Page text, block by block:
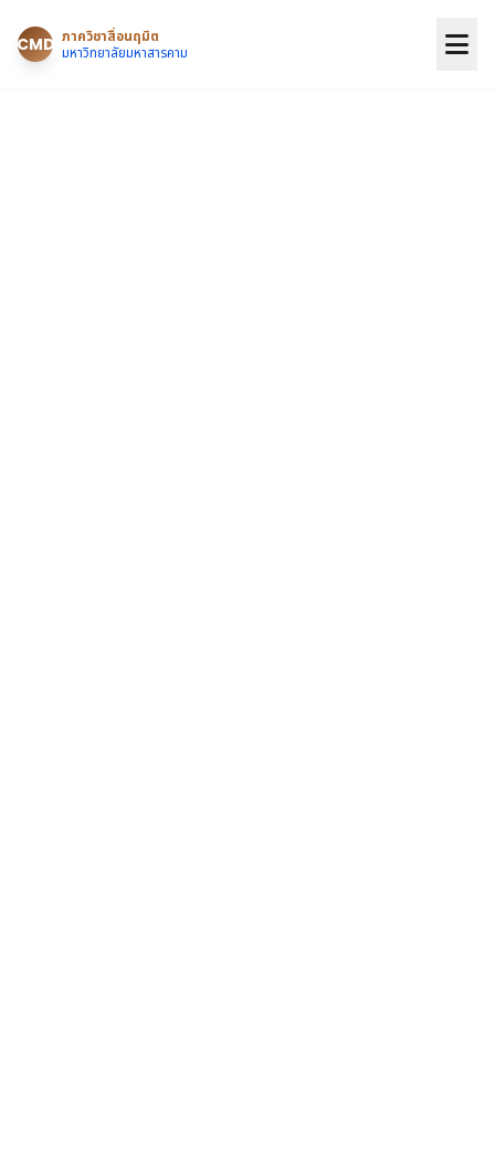
CMD ภาควิชาสื่อนฤมิต
มหาวิทยาลัยมหาสารคาม